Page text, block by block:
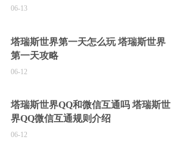
06-13
塔瑞斯世界第一天怎么玩 塔瑞斯世界
第一天攻略
06-12
塔瑞斯世界QQ和微信互通吗 塔瑞斯世
界QQ微信互通规则介绍
06-12